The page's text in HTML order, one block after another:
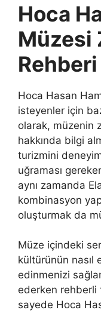
Hoca
Müzesi
Rehberi
Hoca Hasan
isteyenler için
olarak, müzenin
hakkında bilgi
turizmini
uğraması
aynı zamanda
kombinasyon
oluşturmak da
Müze içindeki
kültürünün nasıl
edinmenizi
ederken
sayede Hoca